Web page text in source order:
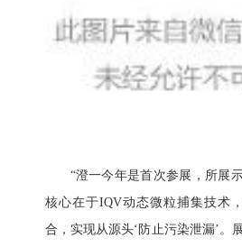
“澄一今年是首次参展，所展
核心在于IQV动态微粒捕集技术
合，实现从源头‘防止污染泄漏’。